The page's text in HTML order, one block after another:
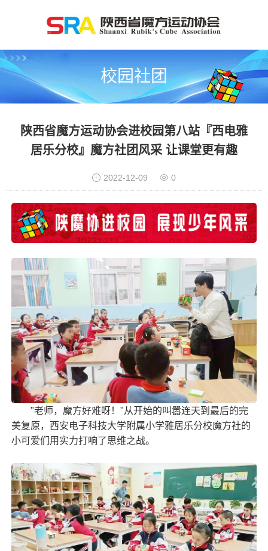
校园社团
陕西省魔方运动协会进校园第八站『西电雅
居乐分校』魔方社团风采 让课堂更有趣
2022-12-09 0
"老师， 魔方好难呀！"从开始的叫嚣连天到最后的完
美复原，西安电子科技大学附属小学雅居乐分校魔方社的
小可爱们用实力打响了思维之战。